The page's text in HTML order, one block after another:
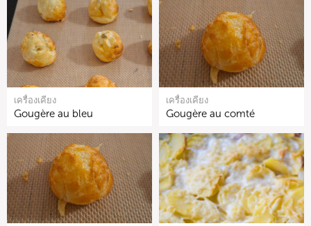
เครื่องเคียง
Gougère au bleu
เครื่องเคียง
Gougère au comté